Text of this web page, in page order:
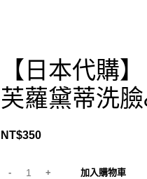
【日本代購
芙蘿黛蒂洗
NT$350
加入購物車